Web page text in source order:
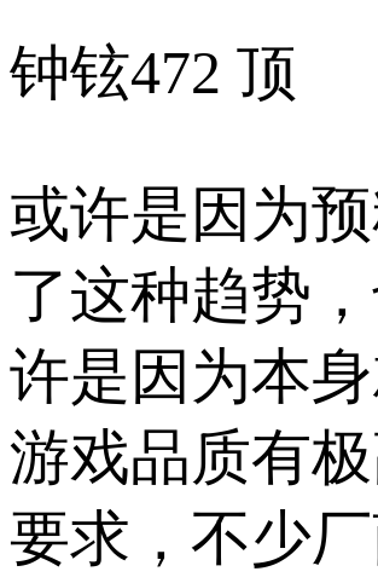
钟铉472 顶
或许是因为
了这种趋势
许是因为本
游戏品质有
要求，不少